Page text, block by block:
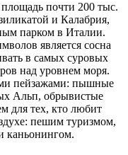
почти 200 тыс.
и Калабрия,
парком в Италии.
является сосна
в самых суровых
над уровнем моря.
пейзажами: пышные
Альп, обрывистые
для тех, кто любит
пешим туризмом,
каньонингом.